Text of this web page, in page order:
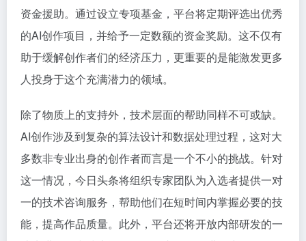
资金援助。通过设立专项基金，平台将定期评选出优秀
的AI创作项目，并给予一定数额的资金奖励。这不仅有
助于缓解创作者们的经济压力，更重要的是能激发更多
人投身于这个充满潜力的领域。
除了物质上的支持外，技术层面的帮助同样不可或缺。
AI创作涉及到复杂的算法设计和数据处理过程，这对大
多数非专业出身的创作者而言是一个不小的挑战。针对
这一情况，今日头条将组织专家团队为入选者提供一对
一的技术咨询服务，帮助他们在短时间内掌握必要的技
能，提高作品质量。此外，平台还将开放内部研发的一